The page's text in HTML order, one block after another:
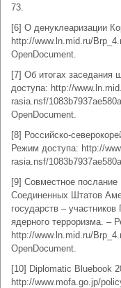
73.
[6] О денуклеаризации
http://www.ln.mid.ru/
OpenDocument.
[7] Об итогах заседания
доступа: http://
rasia.nsf/
OpenDocument.
[8] Российско-
Режим доступа: http://
rasia.nsf/
[9] Совместное
Соединенных Штатов
государств –
ядерного терроризма. –
http://www.ln.mid.ru/
OpenDocument.
[10] Diplomatic Bluebook
http://www.mofa.go.jp/